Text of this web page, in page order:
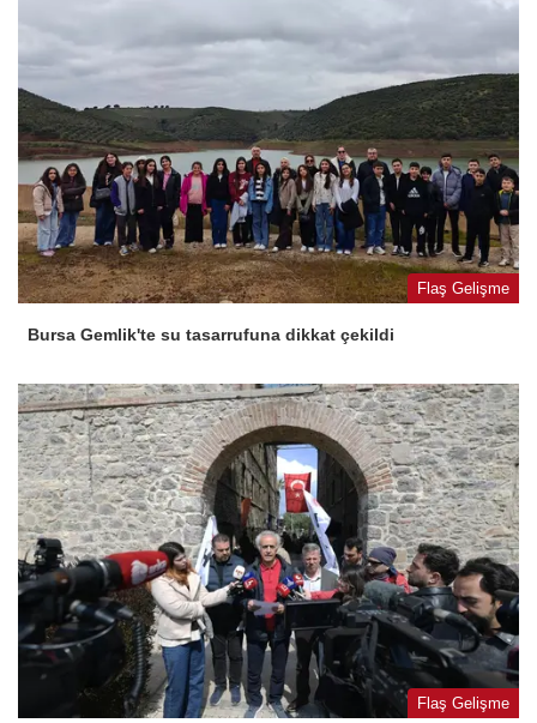
Flaş Gelişme
Bursa Gemlik'te su tasarrufuna dikkat çekildi
Flaş Gelişme